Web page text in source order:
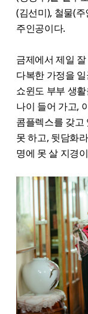
(김선미), 철물(
주인공이다.
금제에서 제일
다복한 가정을
쇼윈도 부부 생
나이 들어 가고,
콤플렉스를 갖고
못 하고, 뒷담화
명에 못 살 지경